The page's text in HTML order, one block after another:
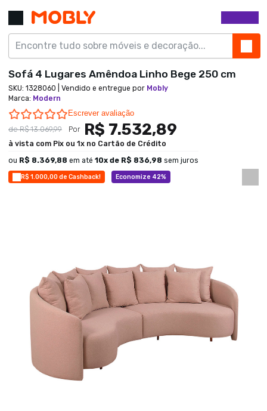
R$ 1.000,00 de Cashback! Economize 42%
Sofá 4 Lugares Amêndoa Linho Bege 250 cm
SKU: 1328060 | Vendido e entregue por Mobly
Marca: Modern
0.0 star rating
Escrever avaliação
deR$ 13.069,99 Por R$ 7.532,89
à vista com Pix ou 1x no Cartão de Crédito
ou R$ 8.369,88 em até 10x de R$ 836,98 sem juros